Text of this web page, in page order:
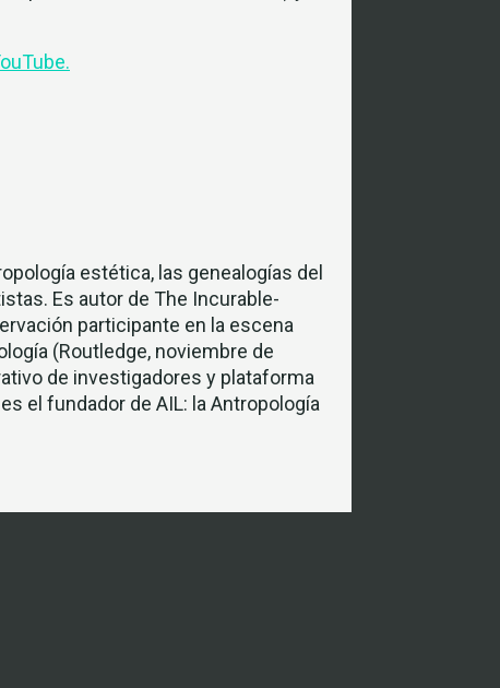
estética, las genealogías del
Es autor de The Incurable-
participante en la escena
(Routledge, noviembre de
de investigadores y plataforma
el fundador de AIL: la Antropología